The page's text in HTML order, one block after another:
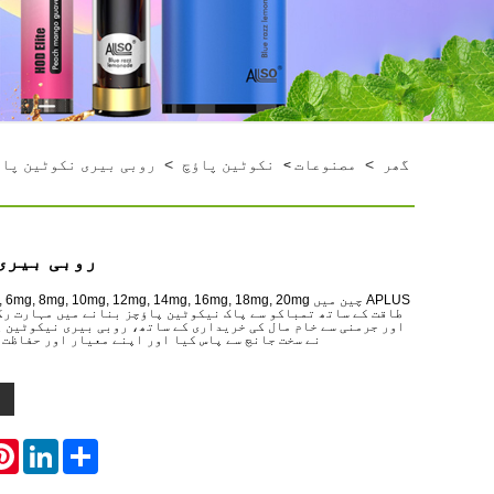
گھر > مصنوعات > نکوٹین پاؤچ > روبی بیری نکوٹین
روبی
طاقت کے ساتھ تمباکو سے پاک نیکوٹین پاؤچز بنانے میں مہارت
اور جرمنی سے خام مال کی خریداری کے ساتھ، روبی بیری نیکوٹین
نے سخت جانچ سے پاس کیا اور اپنے معیار اور
LinkedIn Share